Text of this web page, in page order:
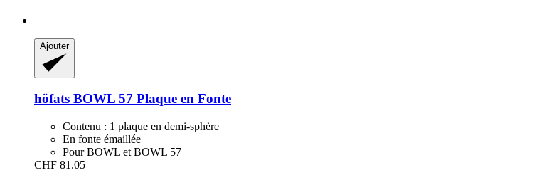
Ajouter
höfats BOWL 57 Plaque en Fonte
Contenu : 1 plaque en demi-sphère
En fonte émaillée
Pour BOWL et BOWL 57
CHF 81.05